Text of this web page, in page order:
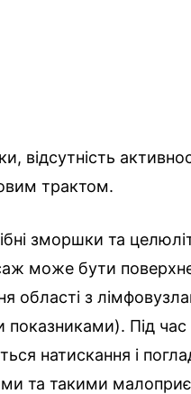
відсутність
трактом.
зморшки та
може бути
області з
Під час
натискання і
та такими